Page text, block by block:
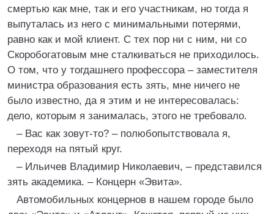
смертью как мне, так и его участникам, но тогда я
выпуталась из него с минимальными потерями,
равно как и мой клиент. С тех пор ни с ним, ни со
Скоробогатовым мне сталкиваться не приходилось.
О том, что у тогдашнего профессора – заместителя
министра образования есть зять, мне ничего не
было известно, да я этим и не интересовалась:
дело, которым я занималась, этого не требовало.
– Вас как зовут-то? – полюбопытствовала я,
переходя на пятый круг.
– Ильичев Владимир Николаевич, – представился
зять академика. – Концерн «Эвита».
Автомобильных концернов в нашем городе было